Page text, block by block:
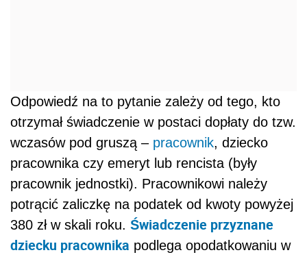
Odpowiedź na to pytanie zależy od tego, kto
otrzymał świadczenie w postaci dopłaty do tzw.
wczasów pod gruszą – pracownik, dziecko
pracownika czy emeryt lub rencista (były
pracownik jednostki). Pracownikowi należy
potrącić zaliczkę na podatek od kwoty powyżej
380 zł w skali roku. Świadczenie przyznane
dziecku pracownika podlega opodatkowaniu w